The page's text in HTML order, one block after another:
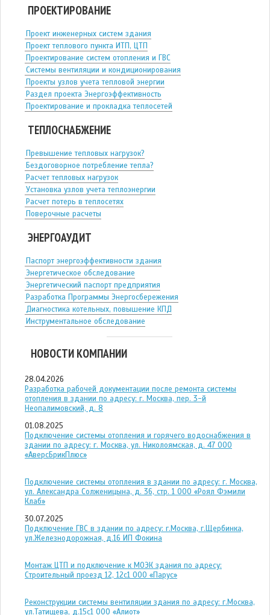
ПРОЕКТИРОВАНИЕ
Проект инженерных систем здания
Проект теплового пункта ИТП, ЦТП
Проектирование систем отопления и ГВС
Системы вентиляции и кондиционирования
Проекты узлов учета тепловой энергии
Раздел проекта Энергоэффективность
Проектирование и прокладка теплосетей
ТЕПЛОСНАБЖЕНИЕ
Превышение тепловых нагрузок?
Бездоговорное потребление тепла?
Расчет тепловых нагрузок
Установка узлов учета теплоэнергии
Расчет потерь в теплосетях
Поверочные расчеты
ЭНЕРГОАУДИТ
Паспорт энергоэффективности здания
Энергетическое обследование
Энергетический паспорт предприятия
Разработка Программы Энергосбережения
Диагностика котельных, повышение КПД
Инструментальное обследование
НОВОСТИ КОМПАНИИ
28.04.2026
Разработка рабочей документации после ремонта системы
отопления в здании по адресу: г. Москва, пер. 3-й
Неопалимовский, д. 8
01.08.2025
Подключение системы отопления и горячего водоснабжения в
здании по адресу: г. Москва, ул. Николоямская, д. 47 ООО
«АверсБрикПлюс»
Подключение системы отопления в здании по адресу: г. Москва,
ул. Александра Солженицына, д. 36, стр. 1 ООО «Роял Фэмили
Клаб»
30.07.2025
Подключение ГВС в здании по адресу: г.Москва, г.Щербинка,
ул.Железнодорожная, д.16 ИП Фокина
Монтаж ЦТП и подключение к МОЭК здания по адресу:
Строительный проезд 12, 12с1 ООО «Парус»
Реконструкции системы вентиляции здания по адресу: г.Москва,
ул.Татищева, д.15с1 ООО «Алиот»